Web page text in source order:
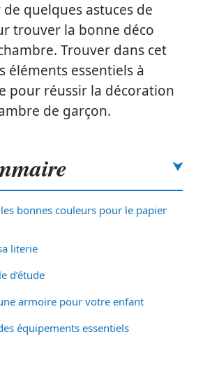
quelques astuces de
trouver la bonne déco
Trouver dans cet
éléments essentiels à
pour réussir la décoration
de garçon.
bonnes couleurs pour le papier
literie
d’étude
armoire pour votre enfant
équipements essentiels